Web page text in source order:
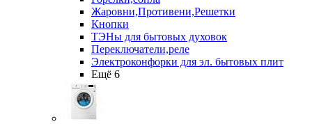
Жаровни,Противени,Решетки
Кнопки
ТЭНы для бытовых духовок
Переключатели,реле
Электроконфорки для эл. бытовых плит
Ещё 6